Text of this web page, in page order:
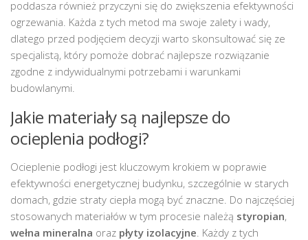
poddasza również przyczyni się do zwiększenia efektywności
ogrzewania. Każda z tych metod ma swoje zalety i wady,
dlatego przed podjęciem decyzji warto skonsultować się ze
specjalistą, który pomoże dobrać najlepsze rozwiązanie
zgodne z indywidualnymi potrzebami i warunkami
budowlanymi.
Jakie materiały są najlepsze do
ocieplenia podłogi?
Ocieplenie podłogi jest kluczowym krokiem w poprawie
efektywności energetycznej budynku, szczególnie w starych
domach, gdzie straty ciepła mogą być znaczne. Do najczęściej
stosowanych materiałów w tym procesie należą styropian,
wełna mineralna oraz płyty izolacyjne . Każdy z tych